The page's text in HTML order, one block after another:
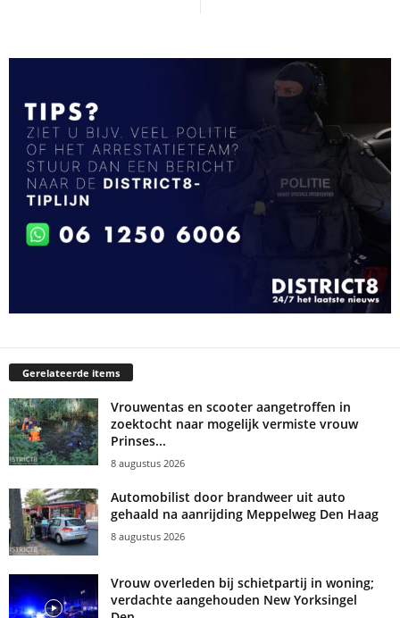
Gerelateerde items
Vrouwentas en scooter aangetroffen in
zoektocht naar mogelijk vermiste vrouw
Prinses...
8 augustus 2026
Automobilist door brandweer uit auto
gehaald na aanrijding Meppelweg Den Haag
8 augustus 2026
Vrouw overleden bij schietpartij in woning;
verdachte aangehouden New Yorksingel